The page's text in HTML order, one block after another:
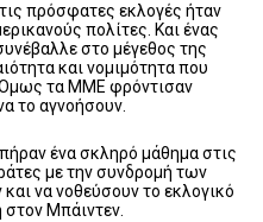
πρόσφατες εκλογές ήταν
πολίτες. Και ένας
στο μέγεθος της
και νομιμότητα που
Όμως τα ΜΜΕ φρόντισαν
το αγνοήσουν.
ένα σκληρό μάθημα στις
με την συνδρομή των
να νοθεύσουν το εκλογικό
Μπάιντεν.